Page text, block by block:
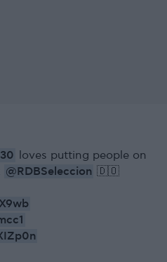
loves putting people on
@RDBSeleccion 🇩🇴